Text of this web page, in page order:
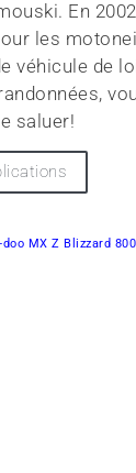
En
les
véhicule de
saluer!